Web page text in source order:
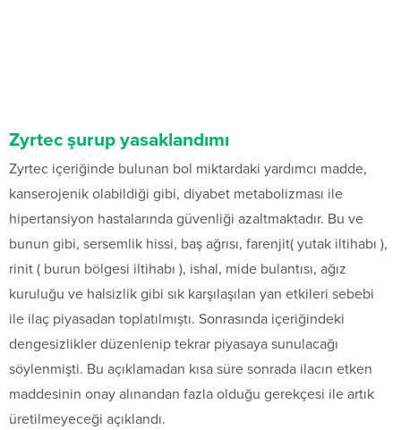
Zyrtec şurup yasaklandımı
Zyrtec içeriğinde bulunan bol miktardaki yardımcı madde,
kanserojenik olabildiği gibi, diyabet metabolizması ile
hipertansiyon hastalarında güvenliği azaltmaktadır. Bu ve
bunun gibi, sersemlik hissi, baş ağrısı, farenjit( yutak iltihabı ),
rinit ( burun bölgesi iltihabı ), ishal, mide bulantısı, ağız
kuruluğu ve halsizlik gibi sık karşılaşılan yan etkileri sebebi
ile ilaç piyasadan toplatılmıştı. Sonrasında içeriğindeki
dengesizlikler düzenlenip tekrar piyasaya sunulacağı
söylenmişti. Bu açıklamadan kısa süre sonrada ilacın etken
maddesinin onay alınandan fazla olduğu gerekçesi ile artık
üretilmeyeceği açıklandı.